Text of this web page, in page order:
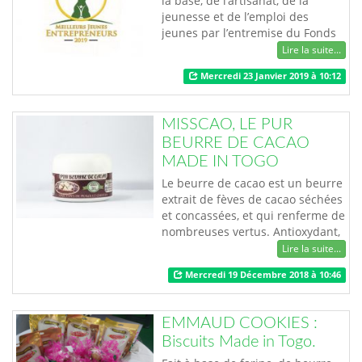
jeunesse et de l’emploi des
jeunes par l’entremise du Fonds
Economique des Jeunes (FAIEJ)
lance du 22 janvier au 21 février
2019, le concours « Meilleurs
Jeunes Entrepreneurs 2019 », à
l’endroit de tout jeune
entrepreneur togolais en activité.
Les dossiers d…
Lire la suite...
Mercredi 23 Janvier 2019 à 10:12
MISSCAO, LE PUR
BEURRE DE CACAO
MADE IN TOGO
Le beurre de cacao est un beurre
extrait de fèves de cacao séchées
et concassées, et qui renferme de
nombreuses vertus. Antioxydant,
hydratant, cicatrisant, la liste de
ses propriétés est étonnement
longue et mérite qu'on s'y
attarde. Produit par MISSCAO,
une jeune entreprise togolaise, le
pur beurre de cacao misscao est
100% naturel, non raffi…
Lire la suite...
Mercredi 19 Décembre 2018 à 10:46
EMMAUD COOKIES :
Biscuits Made in Togo.